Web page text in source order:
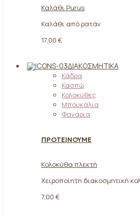
Καλάθι Purus
Καλάθι από ρατάν
17,00 €
ΔΙΑΚΟΣΜΗΤΙΚΆ
Κάδρα
Κασπώ
Κολοκύθες
Μπουκάλια
Φανάρια
ΠΡΟΤΕΙΝΟΥΜΕ
Κολοκύθα πλεκτή
Χειροποίητη διακοσμητική
7,00 €